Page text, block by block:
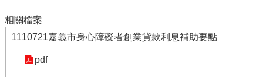
新
消
相關檔案
1110721嘉義市身心障礙者創業貸款利息補助要點
pdf